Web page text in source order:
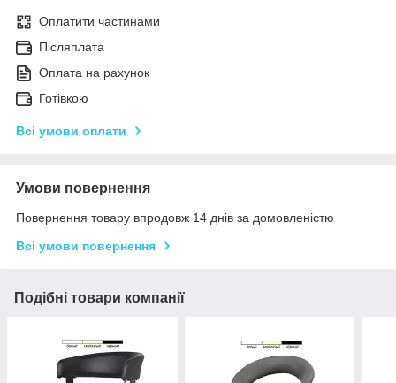
Оплатити частинами
Післяплата
Оплата на рахунок
Готівкою
Всі умови оплати
Умови повернення
Повернення товару впродовж 14 днів за домовленістю
Всі умови повернення
Подібні товари компанії